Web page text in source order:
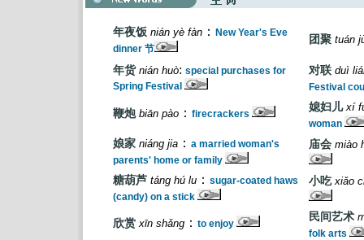
年夜饭 nián yè fàn ：
New Year's Eve
dinner 节
团聚 tuán
年货 nián huò: special purchases for
Spring Festival
对联 duì
Festival
鞭炮 biān pào ： firecrackers
媳妇儿 xí
woman
娘家 niáng jia ： a married woman's
parents' home or family
庙会 miào
糖葫芦 táng hú lu ： sugar-coated haws
(candy) on a stick
小吃 xiǎo
欣赏 xīn shǎng ： to enjoy
民间艺术
folk arts